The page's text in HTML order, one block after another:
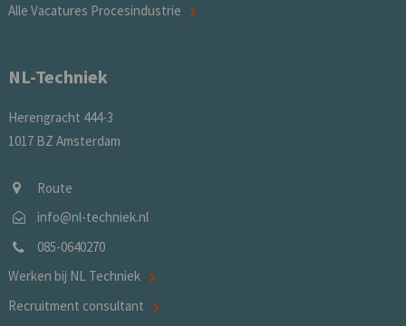
Alle Vacatures Procesindustrie
NL-Techniek
Herengracht 444-3
1017 BZ Amsterdam
Route
info@nl-techniek.nl
085-0640270
Werken bij NL Techniek
Recruitment consultant